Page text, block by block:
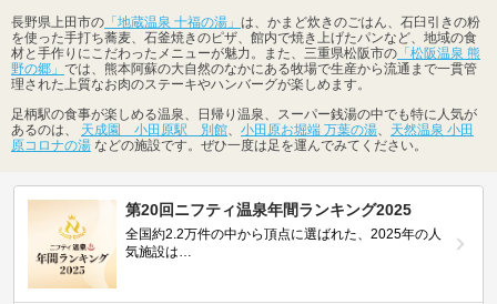
長野県上田市の 「地蔵温泉 十福の湯」 は、かまど炊きのごはん、石臼引きの粉
を使った手打ち蕎麦、石釜焼きのピザ、館内で焼き上げたパンなど、地域の食
材と手作りにこだわったメニューが魅力。また、三重県松阪市の 「松阪温泉 熊
野の郷」 では、熊本阿蘇の大自然のなかにある牧場で生産から流通まで一貫管
理された上質なお肉のステーキやハンバーグが楽しめます。
足柄駅の食事が楽しめる温泉、日帰り温泉、スーパー銭湯の中でも特に人気が
あるのは、 天成園 小田原駅 別館 小田原お堀端 万葉の湯
天然温泉 小田
原コロナの湯 などの施設です。ぜひ一度は足を運んでみてください。
第20回ニフティ温泉年間ランキング2025
全国約2.2万件の中から頂点に選ばれた、2025年の人
気施設は…